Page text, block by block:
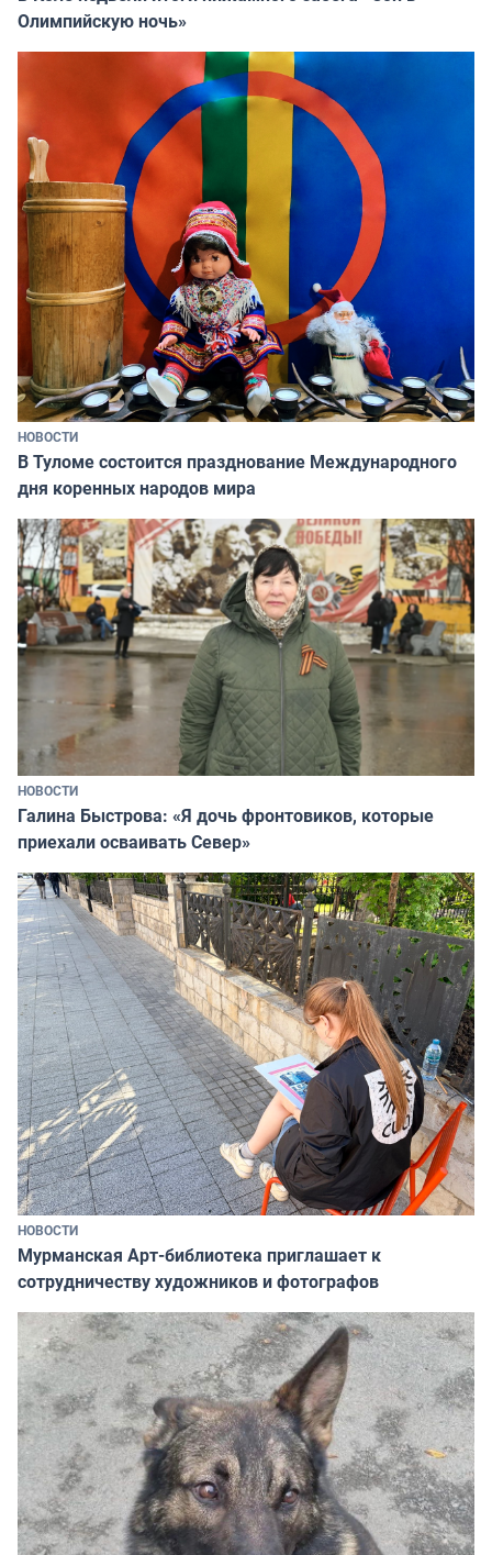
Олимпийскую ночь»
НОВОСТИ
В Туломе состоится празднование Международного
дня коренных народов мира
НОВОСТИ
Галина Быстрова: «Я дочь фронтовиков, которые
приехали осваивать Север»
НОВОСТИ
Мурманская Арт-библиотека приглашает к
сотрудничеству художников и фотографов